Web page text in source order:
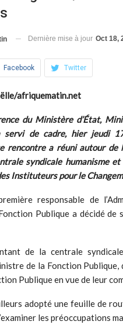
Dernière mise à jour Oct 18,
Facebook Twitter
afriquematin.net
du Ministère d’État,
servi de cadre, hier jeudi
rencontre a réuni autour
syndicale humanisme
Instituteurs pour le
responsable de
Publique a décidé de
de la centrale
de la Fonction Publique,
Publique en vue de leur
adopté une feuille de
les préoccupations